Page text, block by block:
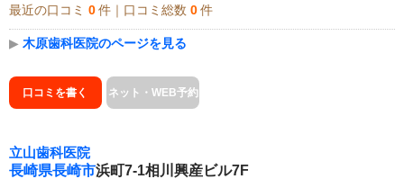
最近の口コミ 0 件｜口コミ総数 0 件
▶ 木原歯科医院のページを見る
口コミを書く ネット・WEB予約
立山歯科医院
長崎県長崎市浜町7-1相川興産ビル7F